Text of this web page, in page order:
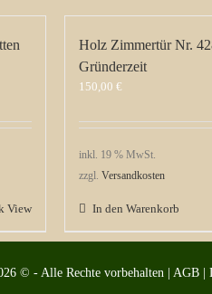
View
Holz Zimmertür Nr.
Gründerzeit
150,00 €
inkl. 19 % MwSt.
zzgl. Versandkosten
In den Warenkorb
© - Alle Rechte vorbehalten | AGB |